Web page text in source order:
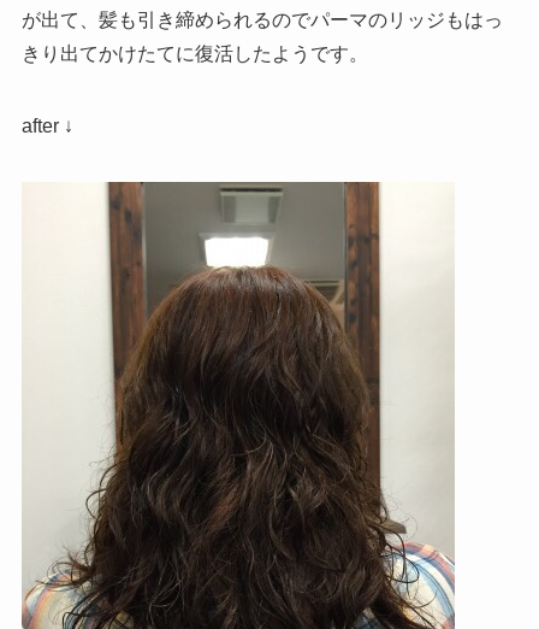
が出て、髪も引き締められるのでパーマのリッジもはっ
きり出てかけたてに復活したようです。
after ↓